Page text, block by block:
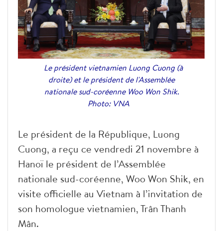
Le président vietnamien Luong Cuong (à
droite) et le président de l'Assemblée
nationale sud-coréenne Woo Won Shik.
Photo: VNA
Le président de la République, Luong
Cuong, a reçu ce vendredi 21 novembre à
Hanoï le président de l’Assemblée
nationale sud-coréenne, Woo Won Shik, en
visite officielle au Vietnam à l’invitation de
son homologue vietnamien, Trân Thanh
Mân.